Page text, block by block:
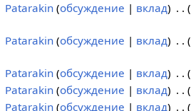
Patarakin обсуждение вклад
Patarakin обсуждение вклад
Patarakin обсуждение вклад
Patarakin обсуждение вклад
Patarakin обсуждение вклад